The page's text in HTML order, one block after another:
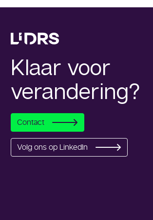
Klaar voor
verandering?
Contact
Volg ons op LinkedIn